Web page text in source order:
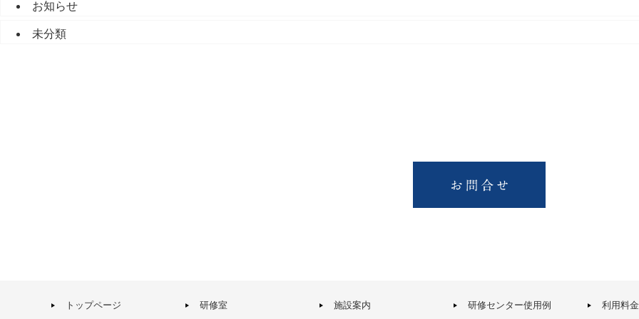
お知らせ
未分類
トップページ 研修室 施設案内 研修センター使用例 利用料金